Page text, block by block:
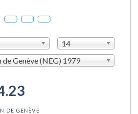
14
Genève (NEG) 1979
DE GENÈVE